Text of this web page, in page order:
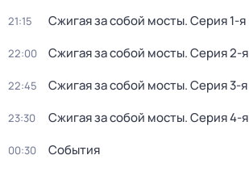
21:15 Сжигая за собой мосты. Серия 1-я
22:00 Сжигая за собой мосты. Серия 2-я
22:45 Сжигая за собой мосты. Серия 3-я
23:30 Сжигая за собой мосты. Серия 4-я
00:30 События